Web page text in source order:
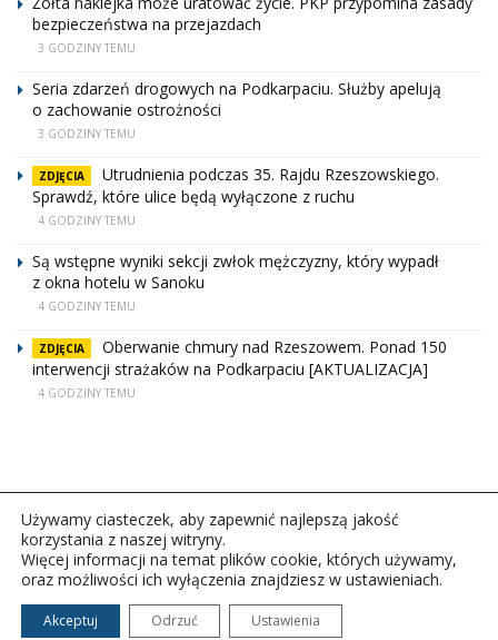
bezpieczeństwa na przejazdach
3 GODZINY TEMU
Seria zdarzeń drogowych na Podkarpaciu. Służby apelują
o zachowanie ostrożności
3 GODZINY TEMU
ZDJĘCIA
Utrudnienia podczas 35. Rajdu Rzeszowskiego.
Sprawdź, które ulice będą wyłączone z ruchu
4 GODZINY TEMU
Są wstępne wyniki sekcji zwłok mężczyzny, który wypadł
z okna hotelu w Sanoku
4 GODZINY TEMU
ZDJĘCIA
Oberwanie chmury nad Rzeszowem. Ponad 150
interwencji strażaków na Podkarpaciu [AKTUALIZACJA]
4 GODZINY TEMU
Copyright © 2026Polskie Radio Rzeszów S.A. w likwidacj.
Wszelkie prawa zastrzeżone.
Używamy ciasteczek, aby zapewnić najlepszą jakość
korzystania z naszej witryny.
Więcej informacji na temat plików cookie, których używamy,
oraz możliwości ich wyłączenia znajdziesz w ustawieniach.
Akceptuj Odrzuć Ustawienia